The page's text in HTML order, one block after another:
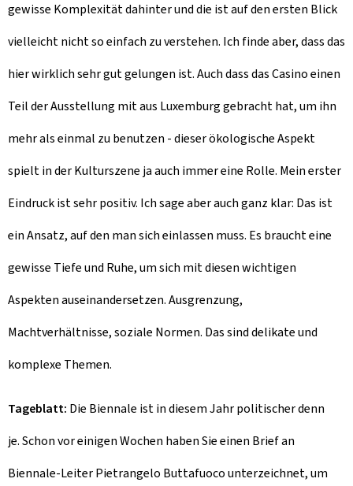
gewisse Komplexität dahinter und die ist auf den ersten Blick
vielleicht nicht so einfach zu verstehen. Ich finde aber, dass das
hier wirklich sehr gut gelungen ist. Auch dass das Casino einen
Teil der Ausstellung mit aus Luxemburg gebracht hat, um ihn
mehr als einmal zu benutzen - dieser ökologische Aspekt
spielt in der Kulturszene ja auch immer eine Rolle. Mein erster
Eindruck ist sehr positiv. Ich sage aber auch ganz klar: Das ist
ein Ansatz, auf den man sich einlassen muss. Es braucht eine
gewisse Tiefe und Ruhe, um sich mit diesen wichtigen
Aspekten auseinandersetzen. Ausgrenzung,
Machtverhältnisse, soziale Normen. Das sind delikate und
komplexe Themen.
Tageblatt: Die Biennale ist in diesem Jahr politischer denn
je. Schon vor einigen Wochen haben Sie einen Brief an
Biennale-Leiter Pietrangelo Buttafuoco unterzeichnet, um